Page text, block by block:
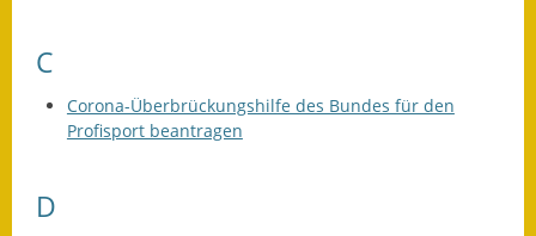
C
Corona-Überbrückungshilfe des Bundes für den
Profisport beantragen
D